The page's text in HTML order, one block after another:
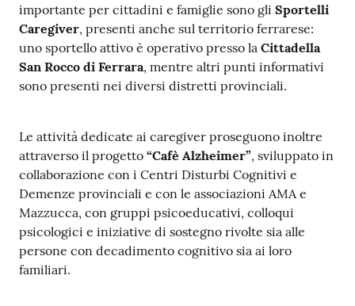
importante per cittadini e famiglie sono gli Sportelli
Caregiver, presenti anche sul territorio ferrarese:
uno sportello attivo è operativo presso la Cittadella
San Rocco di Ferrara, mentre altri punti informativi
sono presenti nei diversi distretti provinciali.
Le attività dedicate ai caregiver proseguono inoltre
attraverso il progetto “Cafè Alzheimer”, sviluppato in
collaborazione con i Centri Disturbi Cognitivi e
Demenze provinciali e con le associazioni AMA e
Mazzucca, con gruppi psicoeducativi, colloqui
psicologici e iniziative di sostegno rivolte sia alle
persone con decadimento cognitivo sia ai loro
familiari.